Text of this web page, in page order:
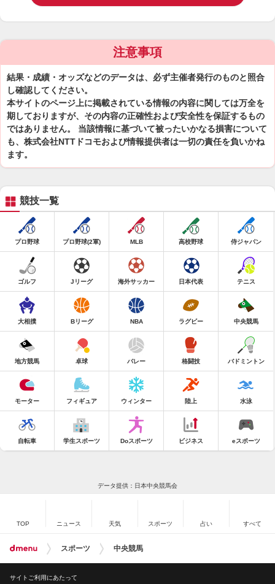
注意事項
結果・成績・オッズなどのデータは、必ず主催者発行のものと照合
し確認してください。
本サイトのページ上に掲載されている情報の内容に関しては万全を
期しておりますが、その内容の正確性および安全性を保証するもの
ではありません。 当該情報に基づいて被ったいかなる損害について
も、株式会社NTTドコモおよび情報提供者は一切の責任を負いかね
ます。
競技一覧
プロ野球 プロ野球(2軍) MLB 高校野球 侍ジャパン
ゴルフ Jリーグ 海外サッカー 日本代表 テニス
大相撲 Bリーグ NBA ラグビー 中央競馬
地方競馬 卓球 バレー 格闘技 バドミントン
モーター フィギュア ウィンター 陸上 水泳
自転車 学生スポーツ Doスポーツ ビジネス eスポーツ
データ提供：日本中央競馬会
TOP ニュース 天気 スポーツ 占い すべて
スポーツ 中央競馬
サイトご利用にあたって